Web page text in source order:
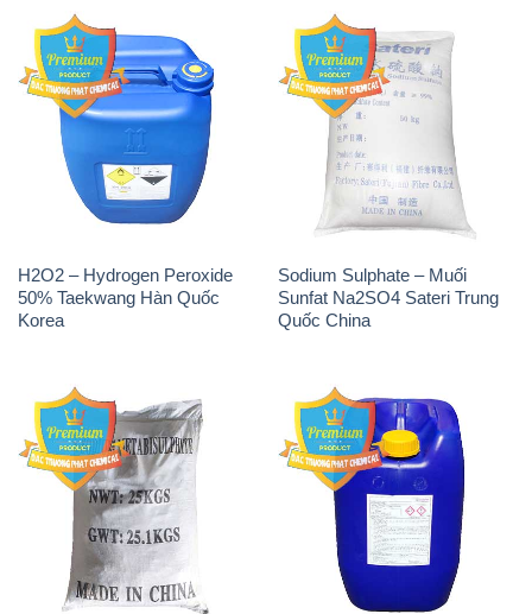
H2O2 – Hydrogen Peroxide
50% Taekwang Hàn Quốc
Korea
Sodium Sulphate – Muối
Sunfat Na2SO4 Sateri Trung
Quốc China